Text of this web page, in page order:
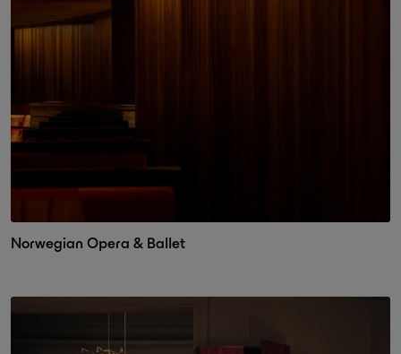
Norwegian Opera & Ballet